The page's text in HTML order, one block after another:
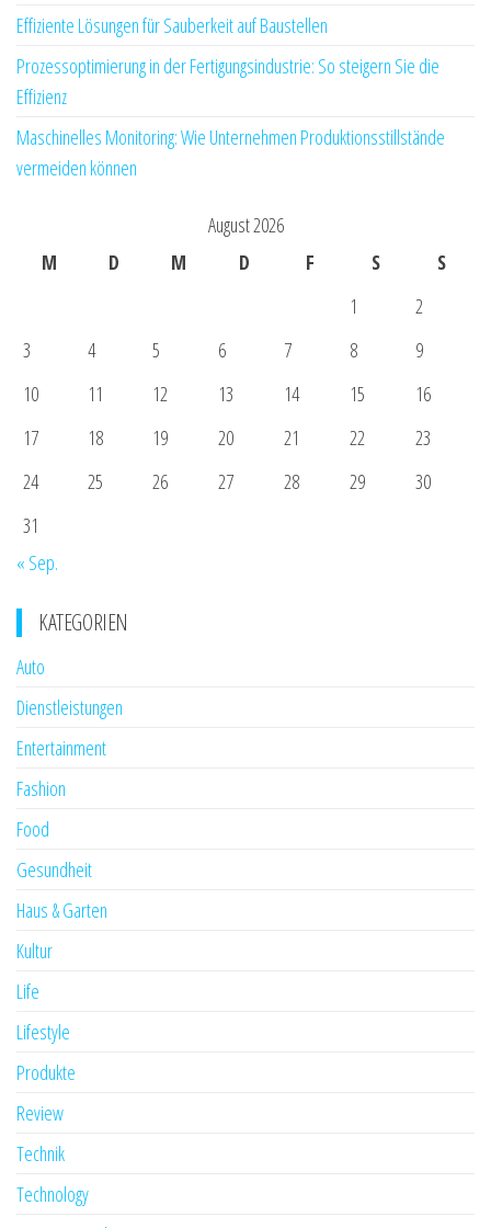
Effiziente Lösungen für Sauberkeit auf Baustellen
Prozessoptimierung in der Fertigungsindustrie: So steigern Sie die
Effizienz
Maschinelles Monitoring: Wie Unternehmen Produktionsstillstände
vermeiden können
August 2026
M
D M D F S
S
1
2
3
4 5 6 7 8
9
10
11 12 13 14 15
16
17
18 19 20 21 22
23
24
25 26 27 28 29
30
31
« Sep.
KATEGORIEN
Auto
Dienstleistungen
Entertainment
Fashion
Food
Gesundheit
Haus & Garten
Kultur
Life
Lifestyle
Produkte
Review
Technik
Technology